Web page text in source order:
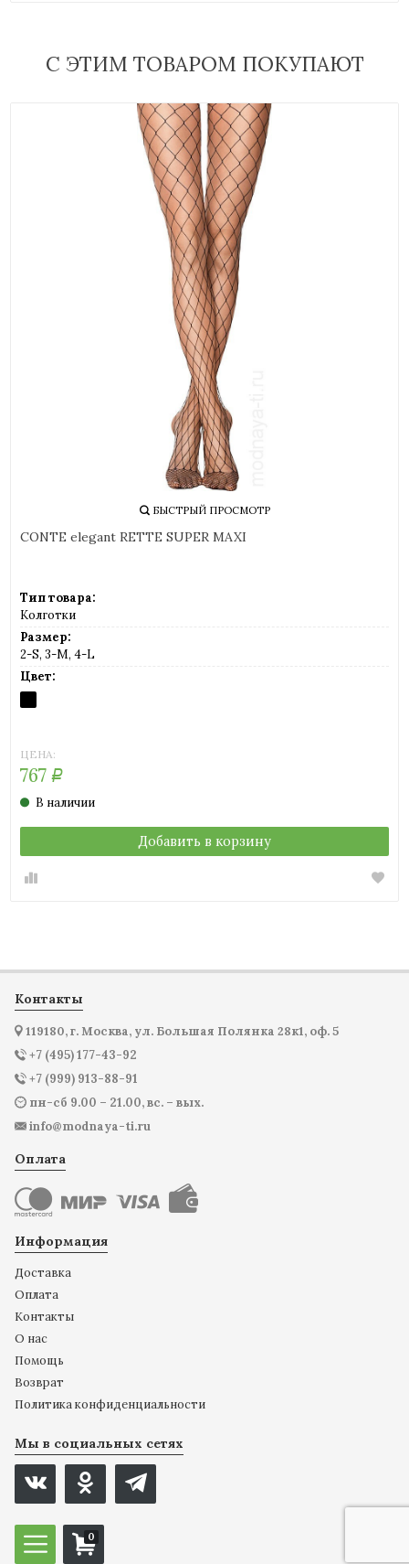
С ЭТИМ ТОВАРОМ ПОКУПАЮТ
БЫСТРЫЙ ПРОСМОТР
CONTE elegant RETTE SUPER MAXI
Тип товара:
Колготки
Размер:
2-S, 3-M, 4-L
Цвет:
NERO
(черный)
ЦЕНА:
767 Р
В наличии
Добавить в корзину
Контакты
119180, г. Москва, ул. Большая Полянка 28к1, оф. 5
+7 (495) 177-43-92
+7 (999) 913-88-91
пн-сб 9.00 – 21.00, вс. – вых.
info@modnaya-ti.ru
Оплата
Информация
Доставка
Оплата
Контакты
О нас
Помощь
Возврат
Политика конфиденциальности
Мы в социальных сетях
0